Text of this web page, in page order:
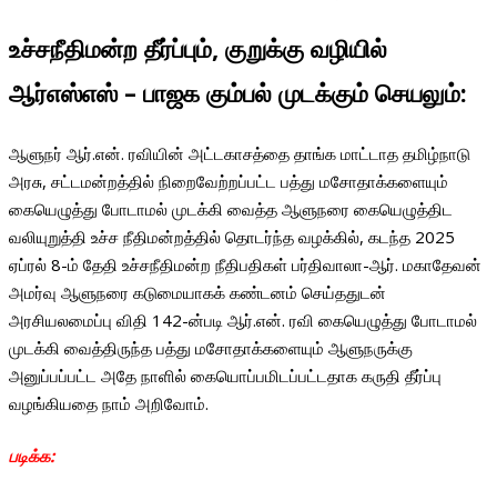
உச்சநீதிமன்ற தீர்ப்பும், குறுக்கு வழியில்
ஆர்எஸ்எஸ் – பாஜக கும்பல் முடக்கும் செயலும்:
ஆளுநர் ஆர்.என். ரவியின் அட்டகாசத்தை தாங்க மாட்டாத தமிழ்நாடு
அரசு, சட்டமன்றத்தில் நிறைவேற்றப்பட்ட பத்து மசோதாக்களையும்
கையெழுத்து போடாமல் முடக்கி வைத்த ஆளுநரை கையெழுத்திட
வலியுறுத்தி உச்ச நீதிமன்றத்தில் தொடர்ந்த வழக்கில், கடந்த 2025
ஏப்ரல் 8-ம் தேதி உச்சநீதிமன்ற நீதிபதிகள் பர்திவாலா-ஆர். மகாதேவன்
அமர்வு ஆளுநரை கடுமையாகக் கண்டனம் செய்ததுடன்
அரசியலமைப்பு விதி 142-ன்படி ஆர்.என். ரவி கையெழுத்து போடாமல்
முடக்கி வைத்திருந்த பத்து மசோதாக்களையும் ஆளுநருக்கு
அனுப்பப்பட்ட அதே நாளில் கையொப்பமிடப்பட்டதாக கருதி தீர்ப்பு
வழங்கியதை நாம் அறிவோம்.
படிக்க: